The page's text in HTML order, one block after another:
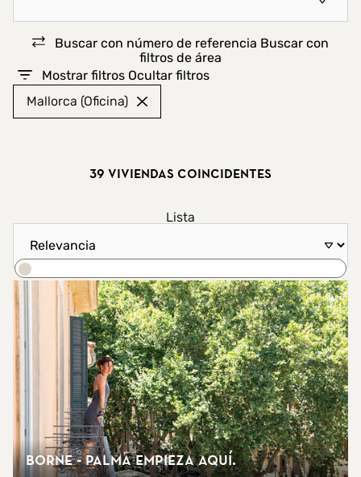
Buscar con número de referencia Buscar con
filtros de área
Mostrar filtros Ocultar filtros
Mallorca (Oficina)
Lista
39 viviendas coincidentes
Buscar
BORNE - Palma empieza aquí.